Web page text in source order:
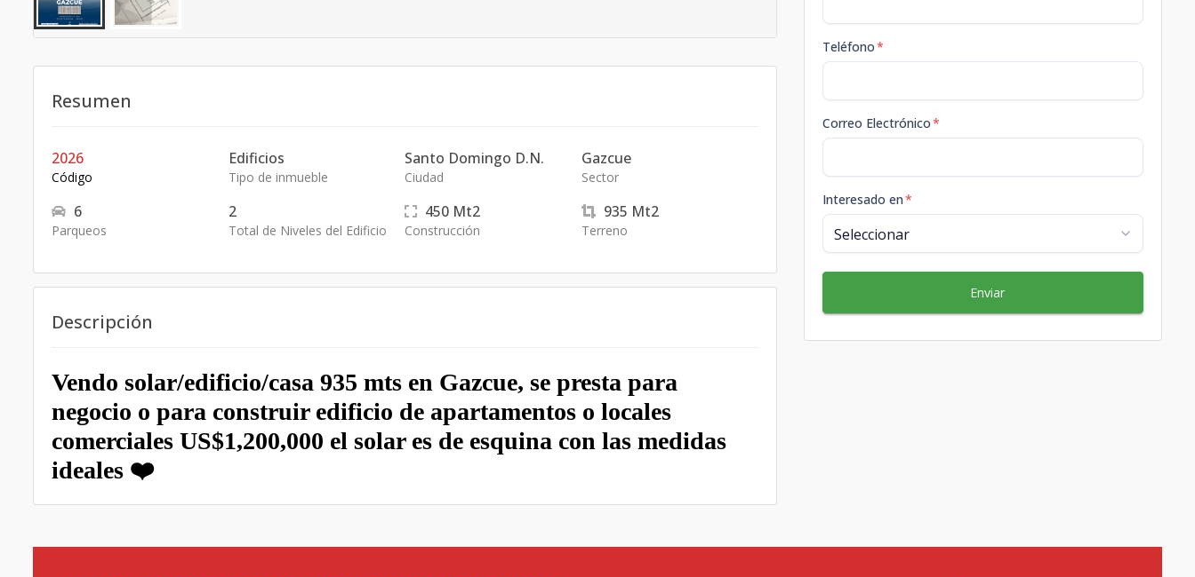
Resumen
2026
Código
Edificios
Tipo de inmueble
Santo Domingo D.N.
Ciudad
Gazcue
Sector
6
Parqueos
2
Total de Niveles del Edificio
450 Mt2
Construcción
935 Mt2
Terreno
Descripción
Vendo solar/edificio/casa 935 mts en Gazcue, se presta para
negocio o para construir edificio de apartamentos o locales
comerciales US$1,200,000 el solar es de esquina con las medidas
ideales ❤️
Teléfono*
Correo Electrónico*
Interesado en*
Enviar